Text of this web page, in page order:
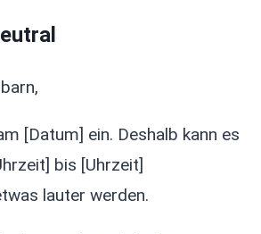
[Datum] ein. Deshalb kann es
bis [Uhrzeit]
lauter werden.